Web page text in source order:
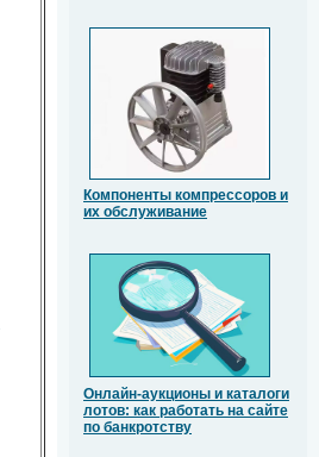
Компоненты компрессоров и
их обслуживание
Онлайн-аукционы и каталоги
лотов: как работать на сайте
по банкротству